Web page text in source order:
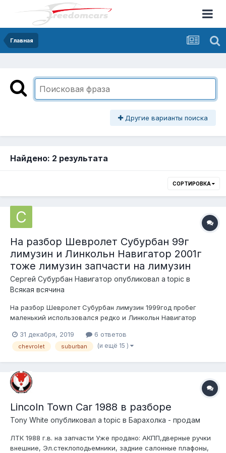
Главная
Другие варианты поиска
Найдено: 2 результата
СОРТИРОВКА
На разбор Шевролет Субурбан 99г
лимузин и Линкольн Навигатор 2001г
тоже лимузин запчасти на лимузин
Сергей Субурбан Навигатор опубликовал a topic в
Всякая всячина
На разбор Шевролет Субурбан лимузин 1999год пробег
маленький использовался редко и Линкольн Навигатор
в хорошем состоянии двери крылья ржавчины нет. Еще есть
двигатель турбодизель 6.5 от Хаммер Н-1, КПП и мост в
31 декабря, 2019 6 ответов
chevrolet suburban (и ещё 15 )
Lincoln Town Car 1988 в разборе
Tony White опубликовал a topic в Барахолка - продам
ЛТК 1988 г.в. на запчасти Уже продано: АКПП,дверные ручки
внешние, Эл.стеклоподьемники, задние салонные плафоны,